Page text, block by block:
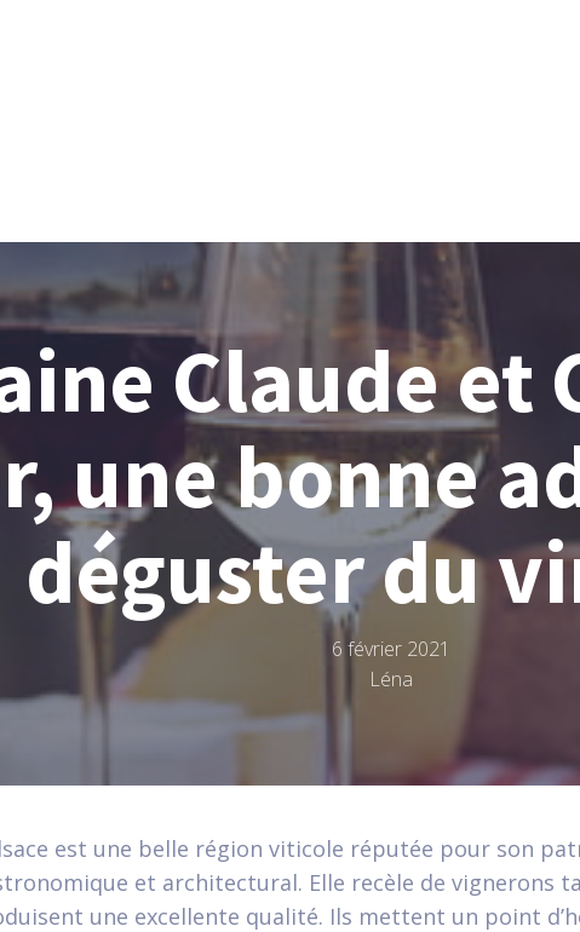
Claude et
une bonne
déguster du
6 février 2021
Léna
est une belle région viticole réputée pour son
et architectural. Elle recèle de vignerons
une excellente qualité. Ils mettent un point